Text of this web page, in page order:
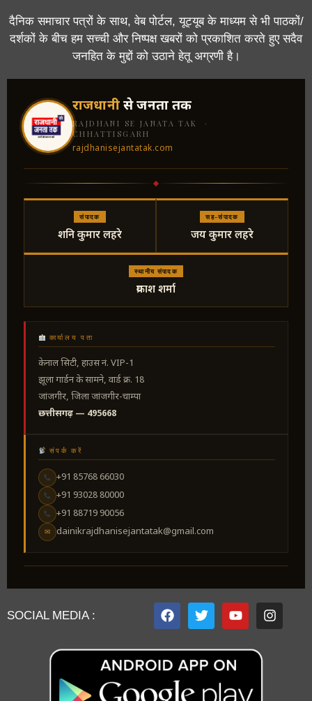
दैनिक समाचार पत्रों के साथ, वेब पोर्टल, यूट्यूब के माध्यम से भी पाठकों/
दर्शकों के बीच हम सच्ची और निष्पक्ष खबरों को प्रकाशित करते हुए सदैव
जनहित के मुद्दों को उठाने हेतू अग्रणी है।
राजधानीसे जनता तक
RAJDHANI SE JANATA TAK ·
CHHATTISGARH
rajdhanisejantatak.com
संपादक
शनि कुमार लहरे
सह-संपादक
जय कुमार लहरे
स्थानीय संपादक
प्रकाश शर्मा
कार्यालय पता
केनाल सिटी, हाउस नं. VIP-1
झूला गार्डन के सामने, वार्ड क्र. 18
जांजगीर, जिला जांजगीर-चाम्पा
छत्तीसगढ़ — 495668
संपर्क करें
+91 85768 66030
+91 93028 80000
+91 88719 90056
✉ dainikrajdhanisejantatak@gmail.com
SOCIAL MEDIA :